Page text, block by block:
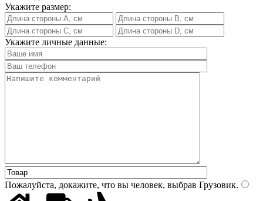
Укажите размер:
Укажите личные данные:
Пожалуйста, докажите, что вы человек, выбрав Грузовик.